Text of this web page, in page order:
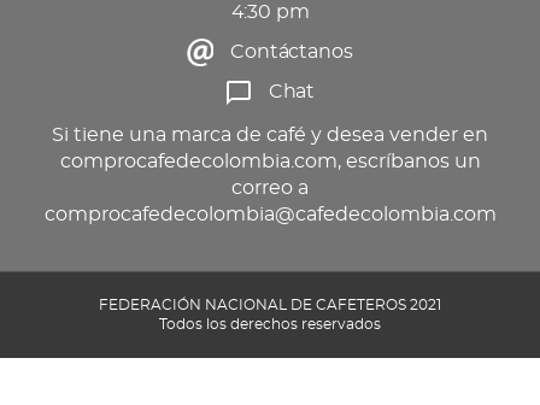
4:30 pm
Contáctanos
Chat
Si tiene una marca de café y desea vender en
comprocafedecolombia.com, escríbanos un
correo a
comprocafedecolombia@cafedecolombia.com
FEDERACIÓN NACIONAL DE CAFETEROS 2021
Todos los derechos reservados